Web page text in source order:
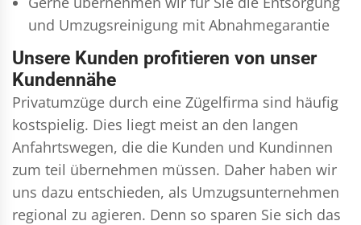
und Umzugsreinigung mit Abnahmegarantie
Unsere Kunden profitieren von unser
Kundennähe
Privatumzüge durch eine Zügelfirma sind häufig
kostspielig. Dies liegt meist an den langen
Anfahrtswegen, die die Kunden und Kundinnen
zum teil übernehmen müssen. Daher haben wir
uns dazu entschieden, als Umzugsunternehmen
regional zu agieren. Denn so sparen Sie sich das